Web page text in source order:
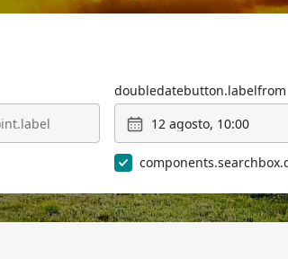
doubledatebutton.labelfrom
12 agosto, 10:00